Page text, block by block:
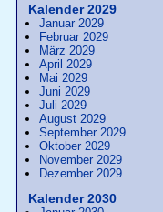
Kalender 2029
Januar 2029
Februar 2029
März 2029
April 2029
Mai 2029
Juni 2029
Juli 2029
August 2029
September 2029
Oktober 2029
November 2029
Dezember 2029
Kalender 2030